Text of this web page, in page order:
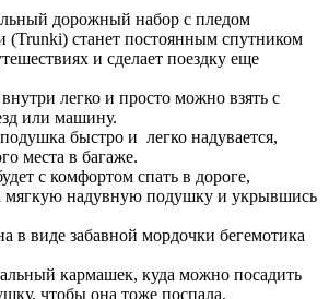
дорожный набор с пледом
(Trunki) станет постоянным спутником
и сделает поездку еще
легко и просто можно взять с
или машину.
быстро и легко надувается,
места в багаже.
с комфортом спать в дороге,
мягкую надувную подушку и укрывшись
в виде забавной мордочки бегемотика
кармашек, куда можно посадить
чтобы она тоже поспала.